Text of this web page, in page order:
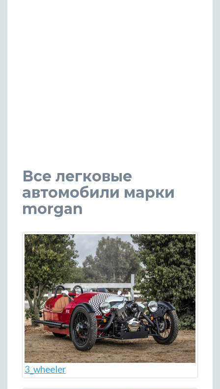
Все легковые
автомобили марки
morgan
3_wheeler